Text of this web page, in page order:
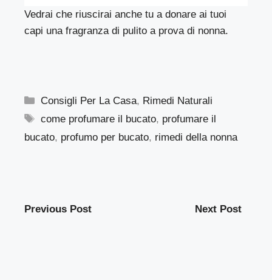
Vedrai che riuscirai anche tu a donare ai tuoi
capi una fragranza di pulito a prova di nonna.
Categorie
Consigli Per La Casa, Rimedi Naturali
Tag
come profumare il bucato, profumare il
bucato, profumo per bucato, rimedi della nonna
Previous Post Next Post